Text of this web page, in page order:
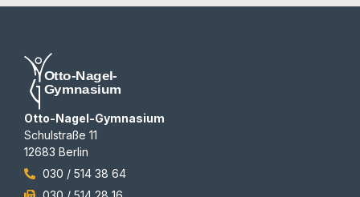
Otto-Nagel-Gymnasium
Schulstraße 11
12683 Berlin
030 / 514 38 64